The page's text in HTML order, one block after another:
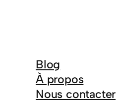
Blog
À propos
Nous contacter